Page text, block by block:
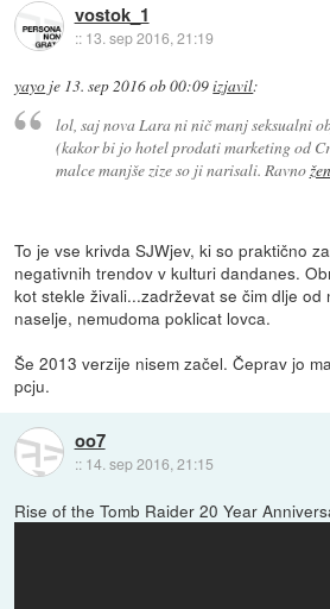
vostok_1
:: 13. sep 2016, 21:19
yayo je 13. sep 2016 ob 00:09izjavil:
lol, saj nova Lara ni nič manj seksualni
(kakor bi jo hotel prodati marketing od
malce manjše zize so ji narisali. Ravno
To je vse krivda SJWjev, ki so praktično
negativnih trendov v kulturi dandanes.
kot stekle živali...zadrževat se čim dlje od
naselje, nemudoma poklicat lovca.
Še 2013 verzije nisem začel. Čeprav jo
pcju.
oo7
:: 14. sep 2016, 21:15
Rise of the Tomb Raider 20 Year